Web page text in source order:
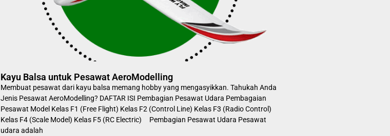
Kayu Balsa untuk Pesawat AeroModelling
Membuat pesawat dari kayu balsa memang hobby yang mengasyikkan. Tahukah Anda
Jenis Pesawat AeroModelling? DAFTAR ISI Pembagian Pesawat Udara Pembagaian
Pesawat Model Kelas F1 (Free Flight) Kelas F2 (Control Line) Kelas F3 (Radio Control)
Kelas F4 (Scale Model) Kelas F5 (RC Electric) Pembagian Pesawat Udara Pesawat
udara adalah